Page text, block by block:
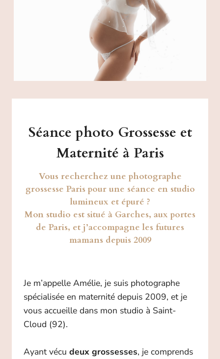
Séance photo Grossesse et
Maternité à Paris
Vous recherchez une photographe
grossesse Paris pour une séance en studio
lumineux et épuré ?
Mon studio est situé à Garches, aux portes
de Paris, et j’accompagne les futures
mamans depuis 2009
Je m’appelle Amélie, je suis photographe
spécialisée en maternité depuis 2009, et je
vous accueille dans mon studio à Saint-
Cloud (92).
Ayant vécu deux grossesses, je comprends